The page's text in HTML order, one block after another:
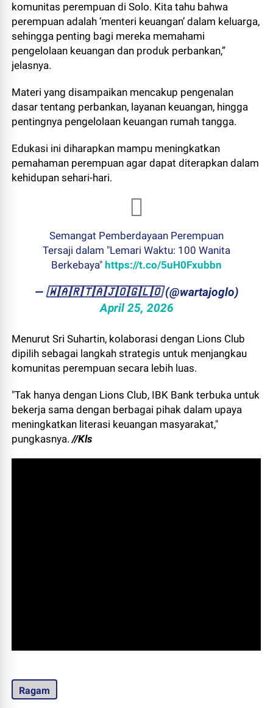
komunitas perempuan di Solo. Kita tahu bahwa
perempuan adalah ‘menteri keuangan’ dalam keluarga,
sehingga penting bagi mereka memahami
pengelolaan keuangan dan produk perbankan,”
jelasnya.
Materi yang disampaikan mencakup pengenalan
dasar tentang perbankan, layanan keuangan, hingga
pentingnya pengelolaan keuangan rumah tangga.
Edukasi ini diharapkan mampu meningkatkan
pemahaman perempuan agar dapat diterapkan dalam
kehidupan sehari-hari.
Semangat Pemberdayaan Perempuan
Tersaji dalam "Lemari Waktu: 100 Wanita
Berkebaya" https://t.co/5uH0Fxubbn
— ​🇼​​🇦​​🇷​​🇹​​🇦​​🇯​​🇴​​🇬​​🇱​​🇴 (@wartajoglo)
April 25, 2026
Menurut Sri Suhartin, kolaborasi dengan Lions Club
dipilih sebagai langkah strategis untuk menjangkau
komunitas perempuan secara lebih luas.
"Tak hanya dengan Lions Club, IBK Bank terbuka untuk
bekerja sama dengan berbagai pihak dalam upaya
meningkatkan literasi keuangan masyarakat,"
pungkasnya.//Kls
Ragam